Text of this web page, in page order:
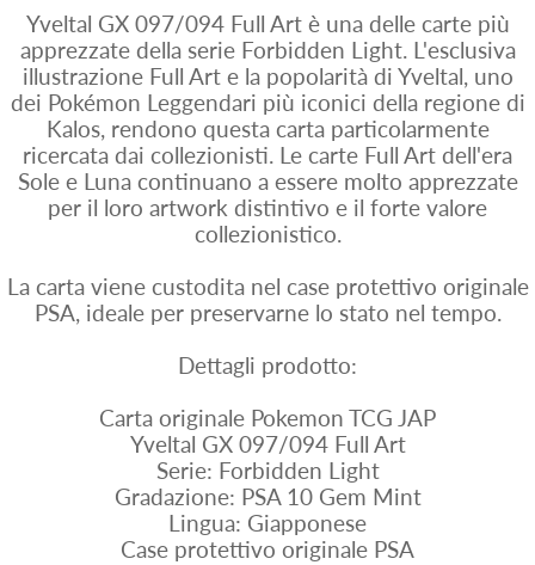
Yveltal GX 097/094 Full Art è una delle carte più
apprezzate della serie Forbidden Light. L'esclusiva
illustrazione Full Art e la popolarità di Yveltal, uno
dei Pokémon Leggendari più iconici della regione di
Kalos, rendono questa carta particolarmente
ricercata dai collezionisti. Le carte Full Art dell'era
Sole e Luna continuano a essere molto apprezzate
per il loro artwork distintivo e il forte valore
collezionistico.
La carta viene custodita nel case protettivo originale
PSA, ideale per preservarne lo stato nel tempo.
Dettagli prodotto:
Carta originale Pokemon TCG JAP
Yveltal GX 097/094 Full Art
Serie: Forbidden Light
Gradazione: PSA 10 Gem Mint
Lingua: Giapponese
Case protettivo originale PSA